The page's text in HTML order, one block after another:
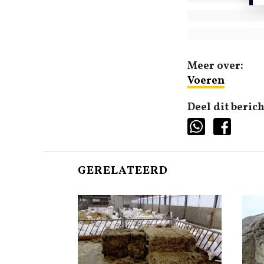
Meer over:
Voeren
Deel dit
GERELATEERD